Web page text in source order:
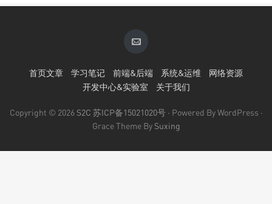
首页文章 学习笔记 前端&后端 系统&运维
网络资源
开发中心&实验室
关于我们
Copyright © 2026 S2C 苏ICP备15021020号 · Powered By WordPress ·
Grace Theme By Suxing